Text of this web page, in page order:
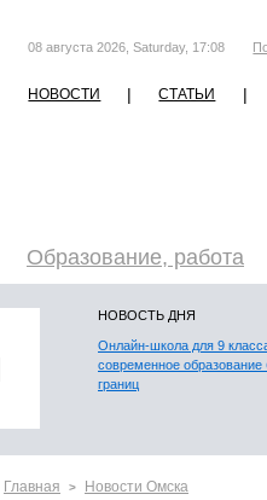
08 августа 2026, Saturday, 17:08
НОВОСТИ | СТАТЬИ |
Образование, работа
НОВОСТЬ ДНЯ
Онлайн-школа для 9
современное образование
границ
Главная > Новости Омска